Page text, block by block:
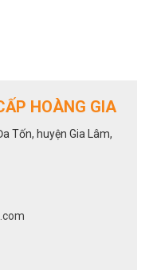
HOÀNG GIA
Tốn, huyện Gia Lâm,